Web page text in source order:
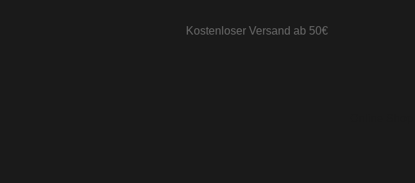
Kostenloser Versand ab 50€